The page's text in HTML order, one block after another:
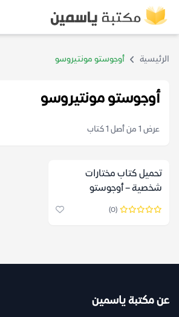
الرئيسية أوجوستو مونتيروسو
أوجوستو مونتيروسو
عرض 1 من أصل 1 كتاب
تحميل كتاب مختارات
شخصية – أوجوستو
مونتيروسو
(0)
عن مكتبة ياسمين